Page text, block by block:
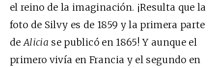
el reino de la imaginación. ¡Resulta que la
foto de Silvy es de 1859 y la primera parte
deAlicia se publicó en 1865! Y aunque el
primero vivía en Francia y el segundo en